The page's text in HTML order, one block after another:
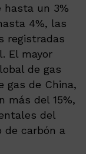
hasta un 3%
4%, las
registradas
El mayor
de gas
gas de China,
más del 15%,
del
de carbón a